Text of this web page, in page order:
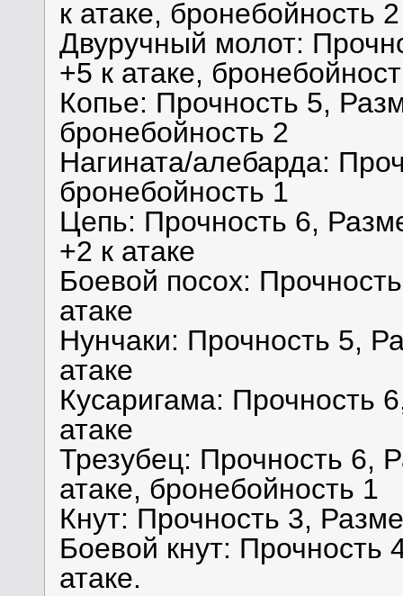
к атаке, бронебойность 2
Двуручный молот:
+5 к атаке,
Копье: Прочность 5,
бронебойность 2
Нагината/алебарда:
бронебойность 1
Цепь: Прочность 6,
+2 к атаке
Боевой посох:
атаке
Нунчаки: Прочность 5,
атаке
Кусаригама: Прочность
атаке
Трезубец: Прочность 6,
атаке, бронебойность 1
Кнут: Прочность 3,
Боевой кнут: Прочность
атаке.